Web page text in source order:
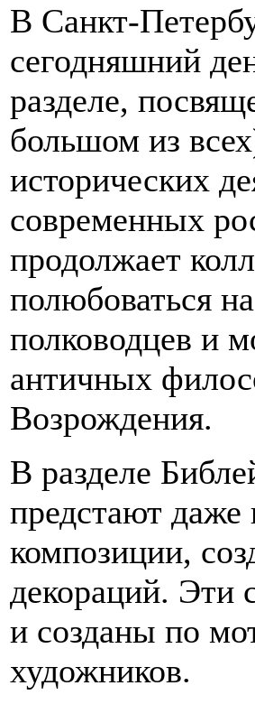
В Санкт-
сегодняшний
разделе,
большом из
исторических
современных
продолжает
полюбоваться
полководцев и
античных
Возрождения.
В разделе
предстают
композиции,
декораций. Эти
и созданы по
художников.